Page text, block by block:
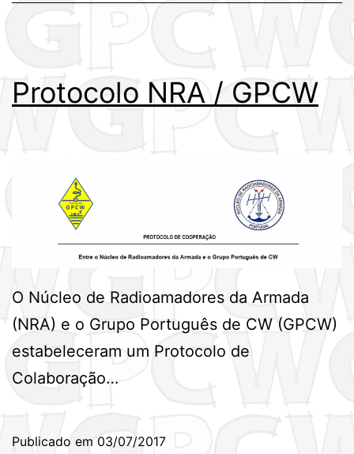
Protocolo NRA / GPCW
O Núcleo de Radioamadores da Armada
(NRA) e o Grupo Português de CW (GPCW)
estabeleceram um Protocolo de
Colaboração…
Publicado em 03/07/2017